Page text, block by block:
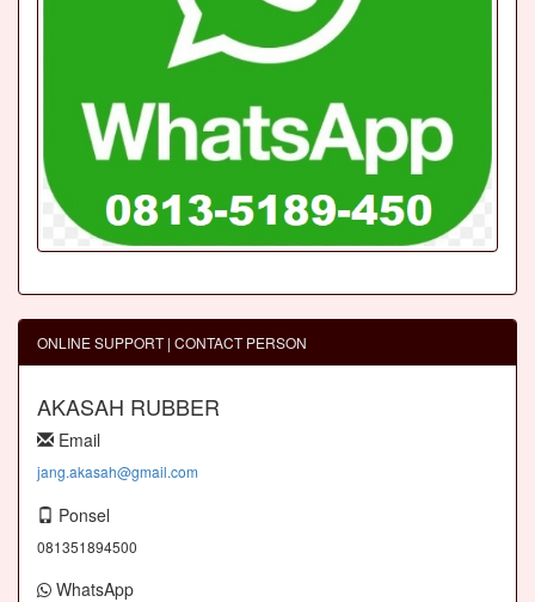
ONLINE SUPPORT | CONTACT PERSON
AKASAH RUBBER
Email
jang.akasah@gmail.com
Ponsel
081351894500
WhatsApp